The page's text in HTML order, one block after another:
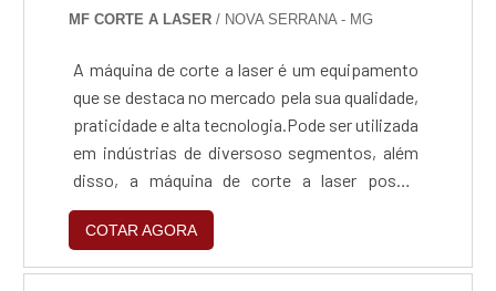
MF CORTE A LASER / NOVA SERRANA - MG
A máquina de corte a laser é um equipamento
que se destaca no mercado pela sua qualidade,
praticidade e alta tecnologia.Pode ser utilizada
em indústrias de diversoso segmentos, além
disso, a máquina de corte a laser possui
algumas características difetreciadas, como
:rea de trabalho 1000x800 mm, potência do
laser 80W, 1 bico, velocidade de gravação até
COTAR AGORA